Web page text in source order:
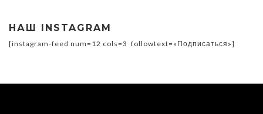
НАШ INSTAGRAM
[instagram-feed num=12 cols=3 followtext=»Подписаться»]